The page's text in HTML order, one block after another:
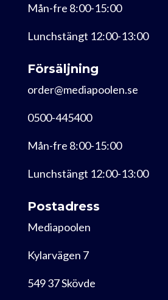
Mån-fre 8:00-15:00
Lunchstängt 12:00-13:00
Försäljning
order@mediapoolen.se
0500-445400
Mån-fre 8:00-15:00
Lunchstängt 12:00-13:00
Postadress
Mediapoolen
Kylarvägen 7
549 37 Skövde